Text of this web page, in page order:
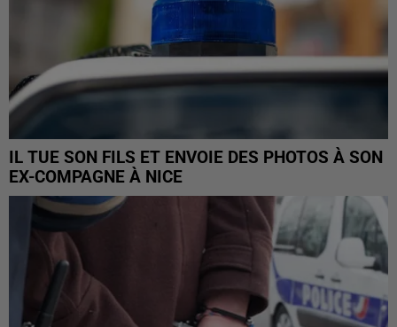
IL TUE SON FILS ET ENVOIE DES PHOTOS À SON
EX-COMPAGNE À NICE